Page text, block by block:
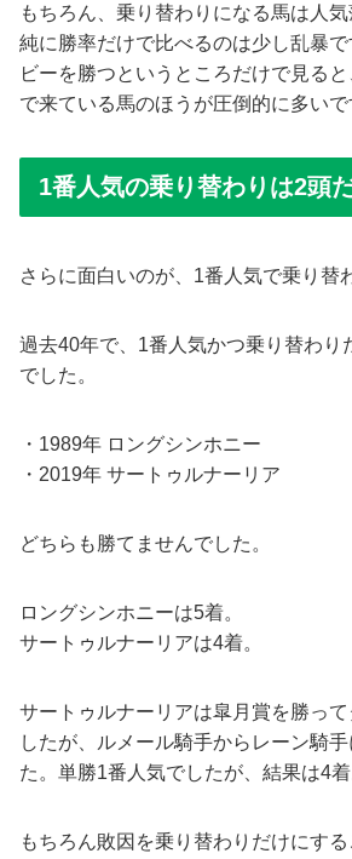
もちろん、乗り替わりになる馬は人
純に勝率だけで比べるのは少し乱暴
ビーを勝つというところだけで見る
で来ている馬のほうが圧倒的に多いで
1番人気の乗り替わりは2頭
さらに面白いのが、1番人気で乗り替
過去40年で、1番人気かつ乗り替わり
でした。
・1989年 ロングシンホニー
・2019年 サートゥルナーリア
どちらも勝てませんでした。
ロングシンホニーは5着。
サートゥルナーリアは4着。
サートゥルナーリアは皐月賞を勝っ
したが、ルメール騎手からレーン騎
た。単勝1番人気でしたが、結果は4着
もちろん敗因を乗り替わりだけにする